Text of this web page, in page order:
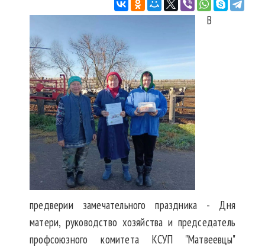
В
предверии замечательного праздника - Дня
матери, руководство хозяйства и председатель
профсоюзного комитета КСУП "Матвеевцы"